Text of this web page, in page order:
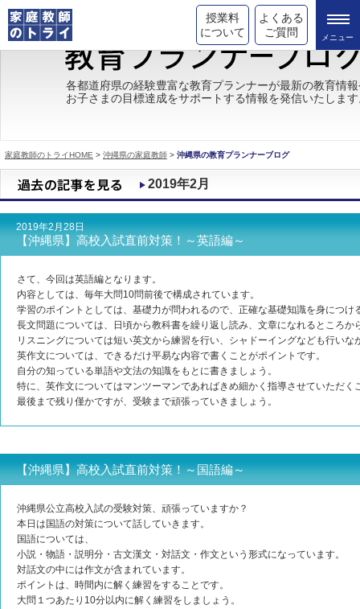
授業料
について
よくある
ご質問
トライの教育理念
成績が上がる理由
都道府県別情報
合格体験談
キャンペーン情報
各都道府県の経験豊富な教育プランナーが最新の教育情
お子さまの目標達成をサポートする情報を発信いたしま
家庭教師のトライHOME > 沖縄県の家庭教師 > 沖縄県の教育プランナーブログ
2019年2月
2019年2月28日
【沖縄県】高校入試直前対策！～英語編～
さて、今回は英語編となります。
内容としては、毎年大問10問前後で構成されています。
学習のポイントとしては、基礎力が問われるので、正確な基礎知識を身につけ
長文問題については、日頃から教科書を繰り返し読み、文章になれるところか
リスニングについては短い英文から練習を行い、シャドーイングなども行いな
英作文については、できるだけ平易な内容で書くことがポイントです。
自分の知っている単語や文法の知識をもとに書きましょう。
特に、英作文についてはマンツーマンであればきめ細かく指導させていただく
最後まで残り僅かですが、受験まで頑張っていきましょう。
【沖縄県】高校入試直前対策！～国語編～
沖縄県公立高校入試の受験対策、頑張っていますか？
本日は国語の対策について話していきます。
国語については、
小説・物語・説明分・古文漢文・対話文・作文という形式になっています。
対話文の中には作文が含まれています。
ポイントは、時間内に解く練習をすることです。
大問１つあたり10分以内に解く練習をしましょう。